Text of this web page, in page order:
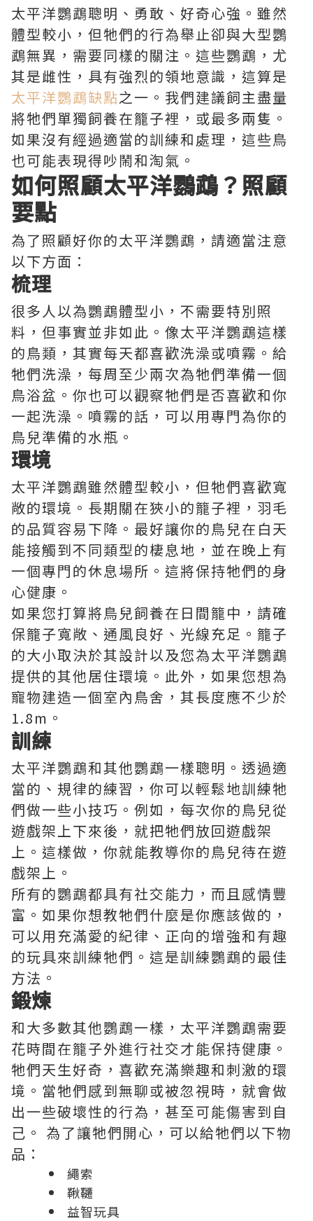
太平洋鸚鵡聰明、勇敢、好奇心強。雖然
體型較小，但牠們的行為舉止卻與大型鸚
鵡無異，需要同樣的關注。這些鸚鵡，尤
其是雌性，具有強烈的領地意識，這算是
太平洋鸚鵡缺點之一。我們建議飼主盡量
將牠們單獨飼養在籠子裡，或最多兩隻。
如果沒有經過適當的訓練和處理，這些鳥
也可能表現得吵鬧和淘氣。
如何照顧太平洋鸚鵡？照顧
要點
為了照顧好你的太平洋鸚鵡，請適當注意
以下方面：
梳理
很多人以為鸚鵡體型小，不需要特別照
料，但事實並非如此。像太平洋鸚鵡這樣
的鳥類，其實每天都喜歡洗澡或噴霧。給
牠們洗澡，每周至少兩次為牠們準備一個
鳥浴盆。你也可以觀察牠們是否喜歡和你
一起洗澡。噴霧的話，可以用專門為你的
鳥兒準備的水瓶。
環境
太平洋鸚鵡雖然體型較小，但牠們喜歡寬
敞的環境。長期關在狹小的籠子裡，羽毛
的品質容易下降。最好讓你的鳥兒在白天
能接觸到不同類型的棲息地，並在晚上有
一個專門的休息場所。這將保持牠們的身
心健康。
如果您打算將鳥兒飼養在日間籠中，請確
保籠子寬敞、通風良好、光線充足。籠子
的大小取決於其設計以及您為太平洋鸚鵡
提供的其他居住環境。此外，如果您想為
寵物建造一個室內鳥舍，其長度應不少於
1.8m。
訓練
太平洋鸚鵡和其他鸚鵡一樣聰明。透過適
當的、規律的練習，你可以輕鬆地訓練牠
們做一些小技巧。例如，每次你的鳥兒從
遊戲架上下來後，就把牠們放回遊戲架
上。這樣做，你就能教導你的鳥兒待在遊
戲架上。
所有的鸚鵡都具有社交能力，而且感情豐
富。如果你想教牠們什麼是你應該做的，
可以用充滿愛的紀律、正向的增強和有趣
的玩具來訓練牠們。這是訓練鸚鵡的最佳
方法。
鍛煉
和大多數其他鸚鵡一樣，太平洋鸚鵡需要
花時間在籠子外進行社交才能保持健康。
牠們天生好奇，喜歡充滿樂趣和刺激的環
境。當牠們感到無聊或被忽視時，就會做
出一些破壞性的行為，甚至可能傷害到自
己。 為了讓牠們開心，可以給牠們以下物
品：
繩索
鞦韆
益智玩具